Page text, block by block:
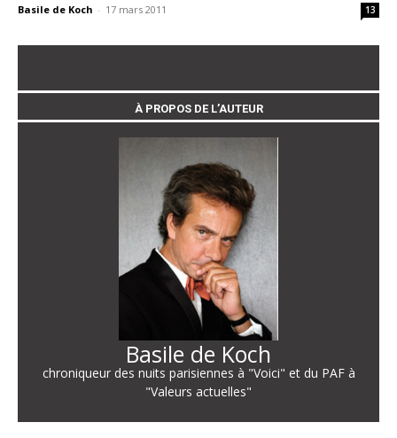
Basile de Koch - 17 mars 2011 13
À PROPOS DE L’AUTEUR
Basile de Koch
chroniqueur des nuits parisiennes à "Voici" et du PAF à
"Valeurs actuelles"